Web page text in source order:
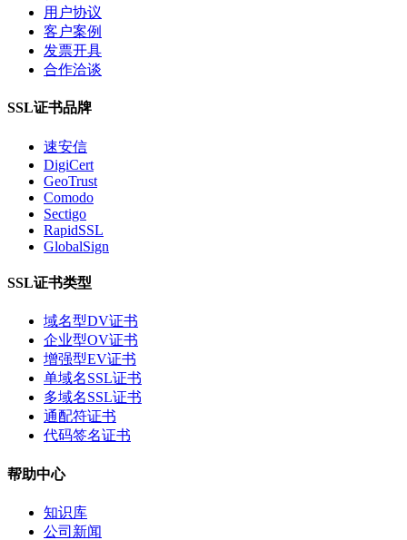
用户协议
客户案例
发票开具
合作洽谈
SSL证书品牌
速安信
DigiCert
GeoTrust
Comodo
Sectigo
RapidSSL
GlobalSign
SSL证书类型
域名型DV证书
企业型OV证书
增强型EV证书
单域名SSL证书
多域名SSL证书
通配符证书
代码签名证书
帮助中心
知识库
公司新闻